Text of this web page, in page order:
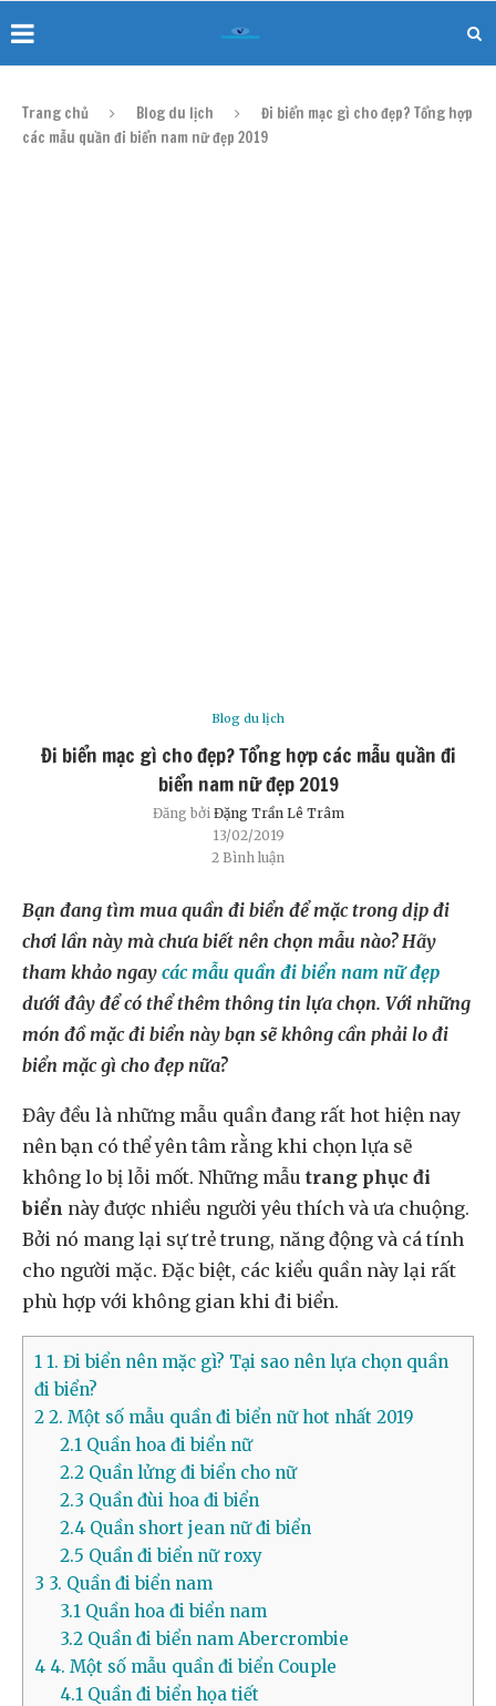
Trang chủ Blog du lịch
Đi biển mặc gì cho đẹp? Tổng hợp
các mẫu quần đi biển nam nữ đẹp 2019
Blog du lịch
Đi biển mặc gì cho đẹp? Tổng hợp các mẫu quần đi
biển nam nữ đẹp 2019
Đăng bởi Đặng Trần Lê Trâm
13/02/2019
2 Bình luận
Bạn đang tìm mua quần đi biển để mặc trong dịp đi
chơi lần này mà chưa biết nên chọn mẫu nào? Hãy
tham khảo ngay các mẫu quần đi biển nam nữ đẹp
dưới đây để có thể thêm thông tin lựa chọn. Với những
món đồ mặc đi biển này bạn sẽ không cần phải lo đi
biển mặc gì cho đẹp nữa?
Đây đều là những mẫu quần đang rất hot hiện nay
nên bạn có thể yên tâm rằng khi chọn lựa sẽ
không lo bị lỗi mốt. Những mẫu trang phục đi
biển này được nhiều người yêu thích và ưa chuộng.
Bởi nó mang lại sự trẻ trung, năng động và cá tính
cho người mặc. Đặc biệt, các kiểu quần này lại rất
phù hợp với không gian khi đi biển.
1 1. Đi biển nên mặc gì? Tại sao nên lựa chọn quần
đi biển?
2 2. Một số mẫu quần đi biển nữ hot nhất 2019
2.1Quần hoa đi biển nữ
2.2Quần lửng đi biển cho nữ
2.3 Quần đùi hoa đi biển
2.4Quần short jean nữ đi biển
2.5 Quần đi biển nữ roxy
3 3. Quần đi biển nam
3.1Quần hoa đi biển nam
3.2Quần đi biển nam Abercrombie
4 4. Một số mẫu quần đi biển Couple
4.1Quần đi biển họa tiết